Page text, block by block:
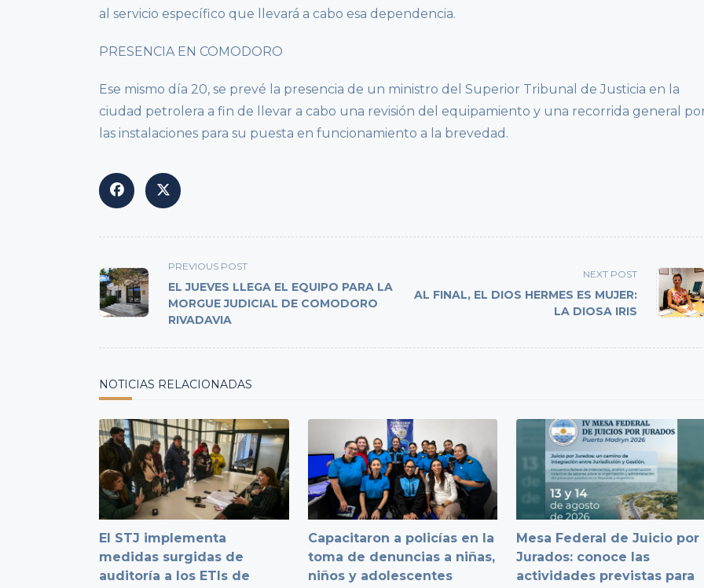
al servicio específico que llevará a cabo esa dependencia.
PRESENCIA EN COMODORO
Ese mismo día 20, se prevé la presencia de un ministro del Superior Tribunal de Justicia en la
ciudad petrolera a fin de llevar a cabo una revisión del equipamiento y una recorrida general
las instalaciones para su puesta en funcionamiento a la brevedad.
<span
class="nav-
subtitle
screen-
PREVIOUS POST
EL JUEVES LLEGA EL EQUIPO PARA LA
MORGUE JUDICIAL DE COMODORO
RIVADAVIA
NEXT POST
AL FINAL, EL DIOS HERMES ES MUJER:
LA DIOSA IRIS
NOTICIAS RELACIONADAS
El STJ implementa
medidas surgidas de
auditoría a los ETIs de
Capacitaron a policías en la
toma de denuncias a niñas,
niños y adolescentes
Mesa Federal de Juicio por
Jurados: conoce las
actividades previstas para